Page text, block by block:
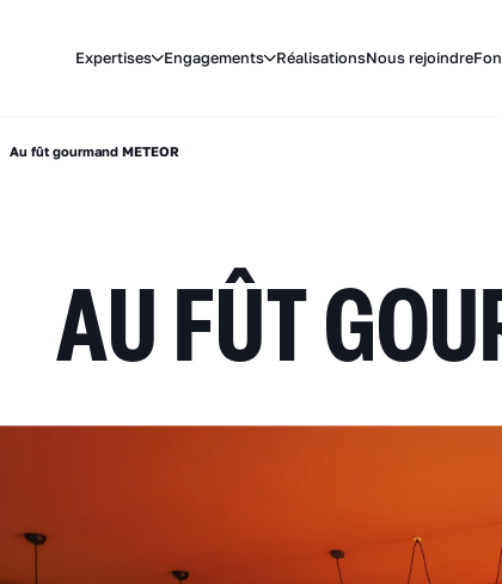
Expertises Engagements RéalisationsNous rejoindre
Au fût gourmand METEOR
AU FÛT